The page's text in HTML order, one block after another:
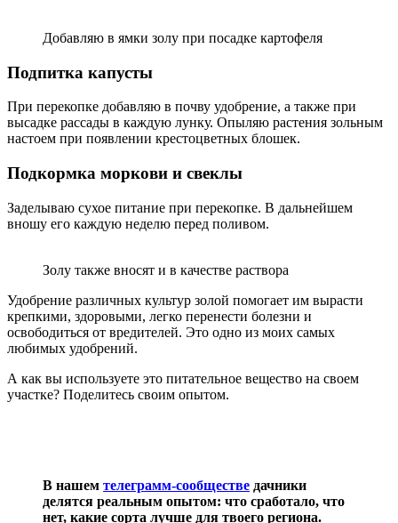
Добавляю в ямки золу при посадке картофеля
Подпитка капусты
При перекопке добавляю в почву удобрение, а также при
высадке рассады в каждую лунку. Опыляю растения зольным
настоем при появлении крестоцветных блошек.
Подкормка моркови и свеклы
Заделываю сухое питание при перекопке. В дальнейшем
вношу его каждую неделю перед поливом.
Золу также вносят и в качестве раствора
Удобрение различных культур золой помогает им вырасти
крепкими, здоровыми, легко перенести болезни и
освободиться от вредителей. Это одно из моих самых
любимых удобрений.
А как вы используете это питательное вещество на своем
участке? Поделитесь своим опытом.
В нашем телеграмм-сообществе дачники
делятся реальным опытом: что сработало, что
нет, какие сорта лучше для твоего региона.